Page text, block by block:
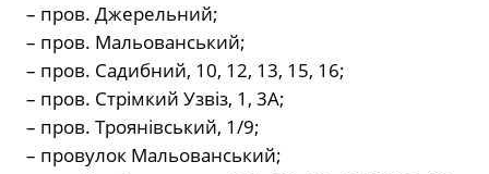
– пров. Джерельний;
– пров. Мальованський;
– пров. Садибний, 10, 12, 13, 15, 16;
– пров. Стрімкий Узвіз, 1, 3А;
– пров. Троянівський, 1/9;
– провулок Мальованський;